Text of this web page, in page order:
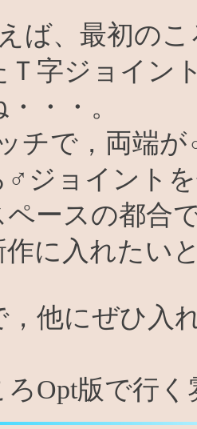
ば、最初の
Ｔ字ジョイン
・・。
チで，両端
♂ジョイント
ペースの都合
作に入れたい
，他にぜひ入
ろOpt版で行